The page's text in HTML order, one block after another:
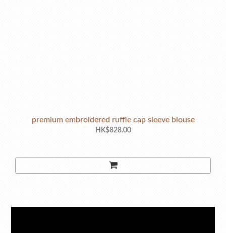
premium embroidered ruffle cap sleeve blouse
HK$828.00